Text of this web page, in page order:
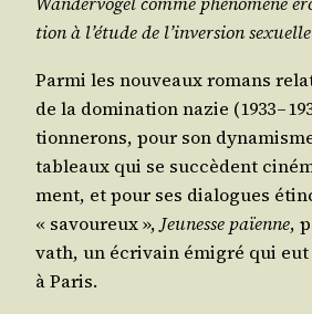
tion à l’é­tude de l’in­ver­sion sexuelle
Par­mi les nou­veaux romans
de la domi­na­tion nazie (1933 –
tion­ne­rons, pour son
tableaux qui se suc­cèdent
ment, et pour ses dia­logues
« savou­reux », Jeu­nesse païenne,
vath, un écri­vain émi­gré qui
à Paris.